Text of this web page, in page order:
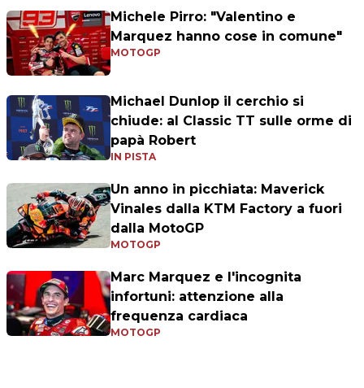
Michele Pirro: "Valentino e
Marquez hanno cose in comune"
MOTOGP
Michael Dunlop il cerchio si
chiude: al Classic TT sulle orme di
papà Robert
IN PISTA
Un anno in picchiata: Maverick
Vinales dalla KTM Factory a fuori
dalla MotoGP
MOTOGP
Marc Marquez e l'incognita
infortuni: attenzione alla
frequenza cardiaca
MOTOGP